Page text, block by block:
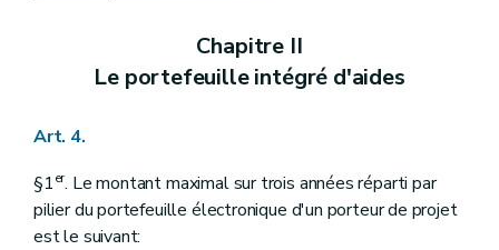
Chapitre II
Le portefeuille intégré d'aides
Art. 4.
§1er. Le montant maximal sur trois années réparti par
pilier du portefeuille électronique d'un porteur de projet
est le suivant: